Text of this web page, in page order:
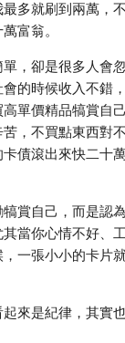
多就刷到兩萬，
富翁。
，卻是很多人會
會的時候收入不錯
單價精品犒賞自
，不買點東西對
債滾出來快二十
賞自己，而是認
當你心情不好、
一張小小的卡片
來是紀律，其實